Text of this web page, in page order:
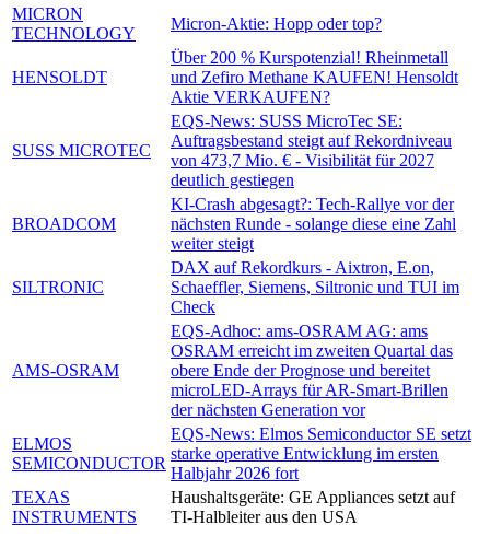
MICRON
TECHNOLOGY
Micron-Aktie: Hopp oder top?
HENSOLDT
Über 200 % Kurspotenzial! Rheinmetall
und Zefiro Methane KAUFEN! Hensoldt
Aktie VERKAUFEN?
SUSS MICROTEC
EQS-News: SUSS MicroTec SE:
Auftragsbestand steigt auf Rekordniveau
von 473,7 Mio. € - Visibilität für 2027
deutlich gestiegen
BROADCOM
KI-Crash abgesagt?: Tech-Rallye vor der
nächsten Runde - solange diese eine Zahl
weiter steigt
SILTRONIC
DAX auf Rekordkurs - Aixtron, E.on,
Schaeffler, Siemens, Siltronic und TUI im
Check
AMS-OSRAM
EQS-Adhoc: ams-OSRAM AG: ams
OSRAM erreicht im zweiten Quartal das
obere Ende der Prognose und bereitet
microLED-Arrays für AR-Smart-Brillen
der nächsten Generation vor
ELMOS
SEMICONDUCTOR
EQS-News: Elmos Semiconductor SE setzt
starke operative Entwicklung im ersten
Halbjahr 2026 fort
TEXAS
INSTRUMENTS
Haushaltsgeräte: GE Appliances setzt auf
TI-Halbleiter aus den USA